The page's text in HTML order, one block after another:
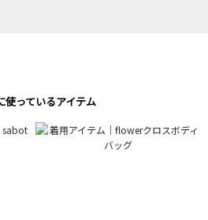
使っているアイテム